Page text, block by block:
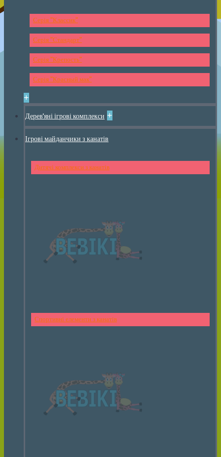
Серія "Классик"
Серія "Стандарт"
Серія "Крепость"
Серія "Красный мак"
+
Дерев'яні ігрові комплекси +
Ігрові майданчики з канатів
Дитячі комплекси з канатів
Спортивні елементи з канатів